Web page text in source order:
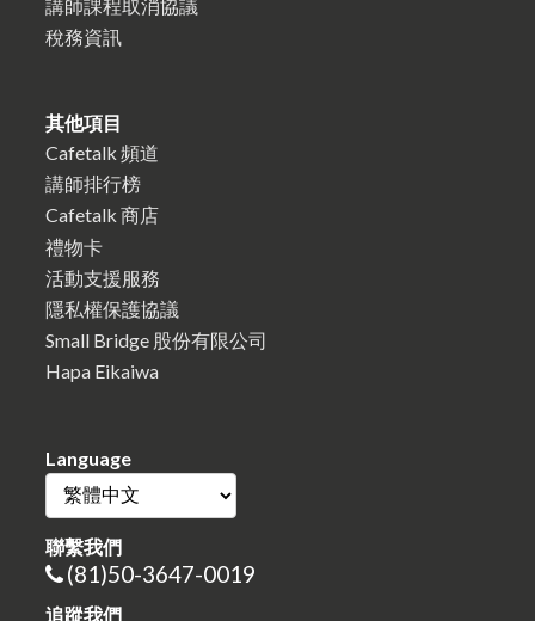
講師課程取消協議
稅務資訊
其他項目
Cafetalk 頻道
講師排行榜
Cafetalk 商店
禮物卡
活動支援服務
隱私權保護協議
Small Bridge 股份有限公司
Hapa Eikaiwa
Language
聯繫我們
(81)50-3647-0019
追蹤我們